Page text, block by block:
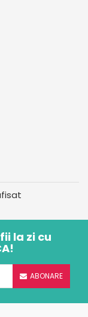
la zi cu
ABONARE